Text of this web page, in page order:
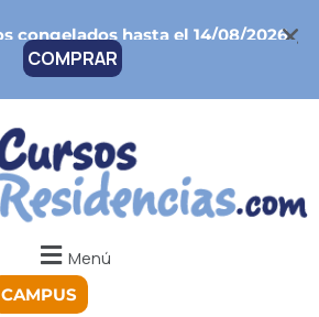
congelados hasta el 14/08/2026
COMPRAR
Menú
CAMPUS